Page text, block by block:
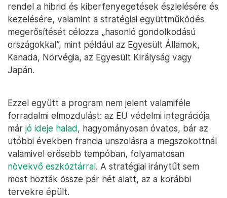
rendel a hibrid és kiberfenyegetések észlelésére és
kezelésére, valamint a stratégiai együttműködés
megerősítését célozza „hasonló gondolkodású
országokkal”, mint például az Egyesült Államok,
Kanada, Norvégia, az Egyesült Királyság vagy
Japán.
Ezzel együtt a program nem jelent valamiféle
forradalmi elmozdulást: az EU védelmi integrációja
már jó ideje halad, hagyományosan óvatos, bár az
utóbbi években francia unszolásra a megszokottnál
valamivel erősebb tempóban, folyamatosan
növekvő eszköztárral. A stratégiai iránytűt sem
most hozták össze pár hét alatt, az a korábbi
tervekre épült.